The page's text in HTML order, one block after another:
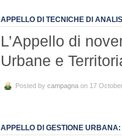
APPELLO DI TECNICHE DI
L’Appello di
Urbane e
Posted by campagna on 17
APPELLO DI GESTIONE